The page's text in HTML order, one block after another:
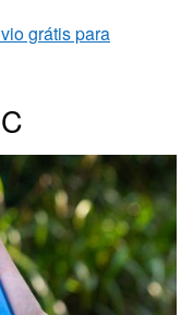
grátis para